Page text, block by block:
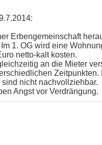
Erbengemeinschaft
1. OG wird eine
netto-kalt kosten.
an die Mieter
Zeitpunkten.
nicht nachvollziehbar.
Angst vor Verdrängung.